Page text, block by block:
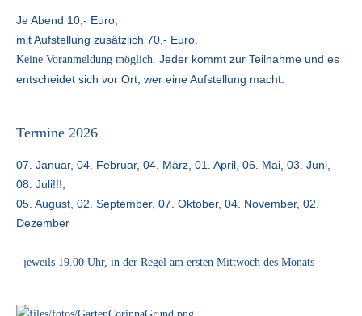
Je Abend 10,- Euro,
mit Aufstellung zusätzlich 70,- Euro.
Keine Voranmeldung möglich. Jeder kommt zur Teilnahme und es
entscheidet sich vor Ort, wer eine Aufstellung macht.
Termine 2026
07. Januar, 04. Februar, 04. März, 01. April, 06. Mai, 03. Juni,
08. Juli!!!,
05. August, 02. September, 07. Oktober, 04. November, 02.
Dezember
- jeweils 19.00 Uhr, in der Regel am ersten Mittwoch des Monats